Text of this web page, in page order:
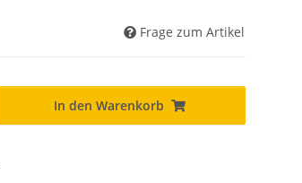
Frage zum Artikel
In den Warenkorb